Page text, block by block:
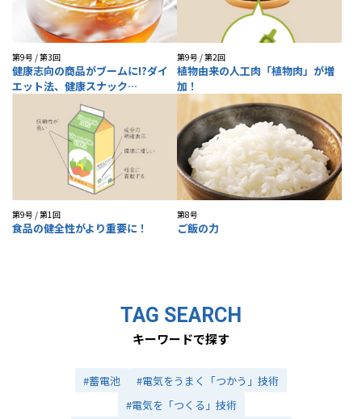
第9号 / 第3回
健康志向の商品がブームに!?ダイ
エット法、健康スナック…
第9号 / 第2回
植物由来の人工肉「植物肉」が増
加！
第9号 / 第1回
食品の健全性がより重要に！
第8号
ご飯の力
TAG SEARCH
キーワードで探す
#蓄電池
#電気をうまく「つかう」技術
#電気を「つくる」技術